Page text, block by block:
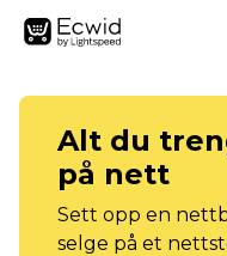
Alt du
på nett
Sett opp en
selge på et